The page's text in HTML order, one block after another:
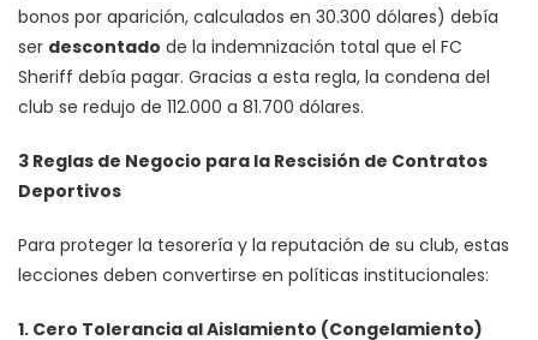
bonos por aparición, calculados en 30.300 dólares) debía
ser descontado de la indemnización total que el FC
Sheriff debía pagar. Gracias a esta regla, la condena del
club se redujo de 112.000 a 81.700 dólares.
3 Reglas de Negocio para la Rescisión de Contratos
Deportivos
Para proteger la tesorería y la reputación de su club, estas
lecciones deben convertirse en políticas institucionales:
1. Cero Tolerancia al Aislamiento (Congelamiento)